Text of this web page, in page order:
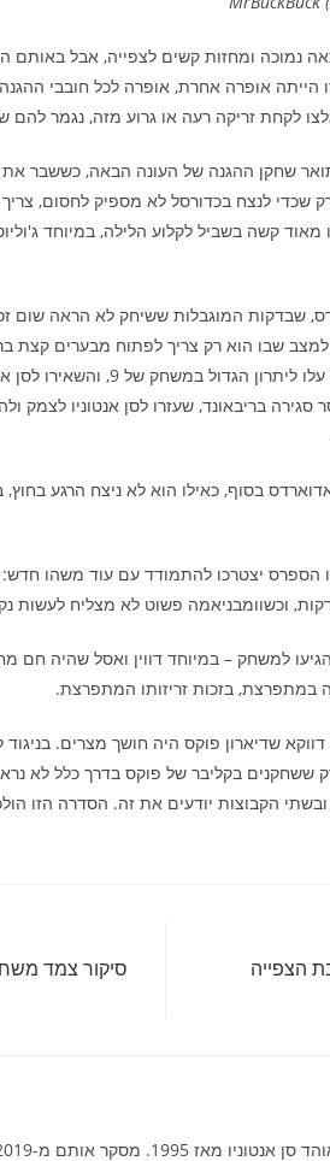
נמוכה ומחזות קשים לצפייה, אבל באותם
הייתה אופרה אחרת, אופרה לכל חובבי
זריקה רעה או גרוע מזה, נגמר להם
כמובן, את שיא הליגה כשחסם בפעם ה-12. רק שכדי לנצח בכדורסל
שבדקות המוגבלות ששיחק לא הראה שום
שהביאו לקבוצתו את המומנטום
סגירה בריבאונד, שעזרו לסן אנטוניו
בסוף, כאילו הוא לא ניצח הרגע בחוץ,
יצטרכו להתמודד עם עוד משהו חדש:
וכשוומבניאמה פשוט לא מצליח לעשות
למשחק – במיוחד דווין ואסל שהיה חם
בזכות זריזותו המתפרצת.
שדיארון פוקס היה חושך מצרים.
ששחקנים בקליבר של פוקס בדרך כלל לא
הקבוצות יודעים את זה. הסדרה הזו
ממסיבת הצפייה
סיקור צמד משחקי 1 אחרונים של הסיבוב השני /